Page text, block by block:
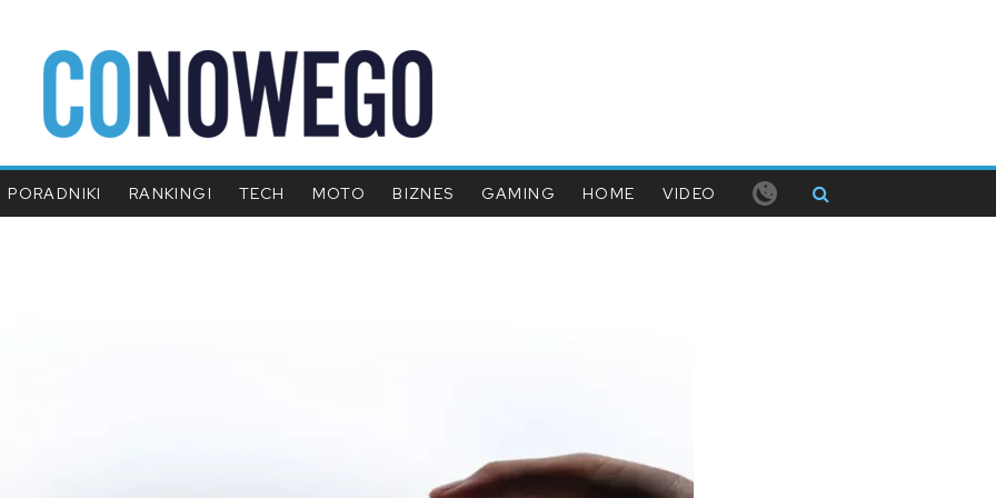
PORADNIKI RANKINGI TECH MOTO BIZNES GAMING HOME VIDEO